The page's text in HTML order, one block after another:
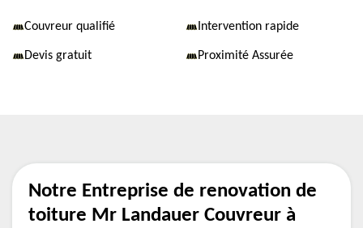
Couvreur qualifié Intervention rapide
Devis gratuit Proximité Assurée
Notre Entreprise de renovation de
toiture Mr Landauer Couvreur à